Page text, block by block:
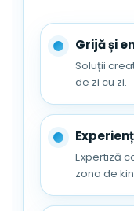
Grijă și
Soluții
de zi cu zi.
Expertiză
zona de